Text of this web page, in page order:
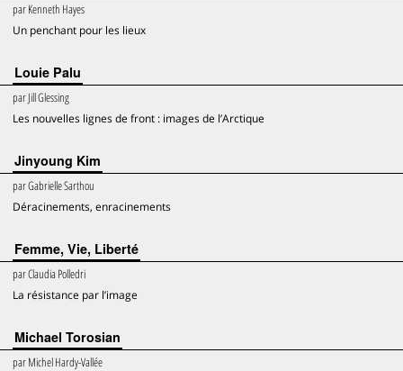
parKenneth Hayes
Un penchant pour les lieux
Louie Palu
parJill Glessing
Les nouvelles lignes de front : images de l’Arctique
Jinyoung Kim
parGabrielle Sarthou
Déracinements, enracinements
Femme, Vie, Liberté
parClaudia Polledri
La résistance par l’image
Michael Torosian
parMichel Hardy-Vallée